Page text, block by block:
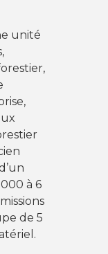
unité
à 6
de 5